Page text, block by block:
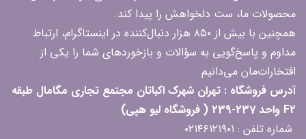
محصولات ما، ست دلخواهش را پیدا کند.
همچنین با بیش از ۸۵۰ هزار دنبال‌کننده در اینستاگرام، ارتباط
مداوم و پاسخ‌گویی به سؤالات و بازخوردهای شما را یکی از
افتخارات‌مان می‌دانیم
آدرس فروشگاه : تهران شهرک اکباتان مجتمع تجاری مگامال طبقه
F2 واحد 237-239 ( فروشگاه لیو هپی)
شماره تلفن : ۰۲۱۴۶۱۲۱۹۰۱